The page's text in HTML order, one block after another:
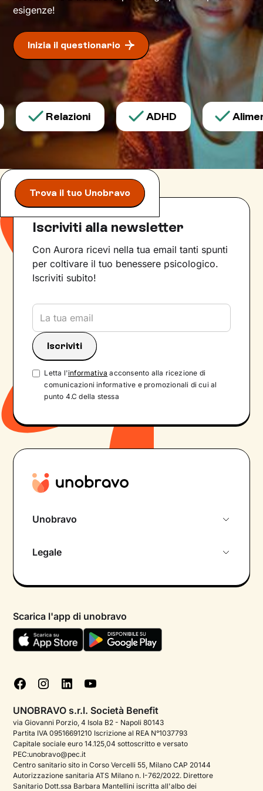
esigenze!
Inizia il questionario
Relazioni ADHD
Trova il tuo Unobravo
Iscriviti alla newsletter
Con Aurora ricevi nella tua email tanti spunti
per coltivare il tuo benessere psicologico.
Iscriviti subito!
Letta l'informativa acconsento alla ricezione di
comunicazioni informative e promozionali di cui al
punto 4.C della stessa
Unobravo
Psicologo in chat
Aiuto urgente
FAQ
Podcast di psicologia
Corporate
Psicologo italiano all'estero
Approfondimenti sulla salute mentale
Legale
Termini e condizioni
Informativa Privacy
Cookie policy
Gestisci cookie
Scarica l'app di unobravo
UNOBRAVO s.r.l. Società Benefit
via Giovanni Porzio, 4 Isola B2 - Napoli 80143
Partita IVA 09516691210 Iscrizione al REA N°1037793
Capitale sociale euro 14.125,04 sottoscritto e versato
PEC:unobravo@pec.it
Centro sanitario sito in Corso Vercelli 55, Milano CAP 20144
Autorizzazione sanitaria ATS Milano n. I-762/2022. Direttore
Sanitario Dott.ssa Barbara Mantellini iscritta all'albo dei